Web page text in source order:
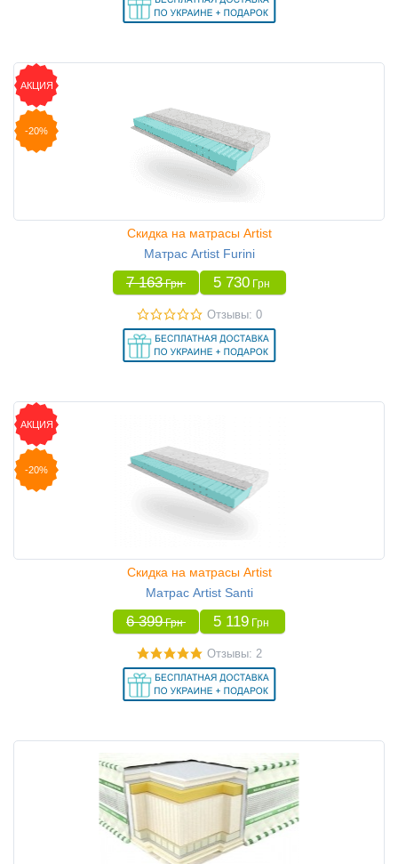
АКЦИЯ
-20%
Скидка на матрасы Artist
Матрас Artist Furini
7 163 Грн 5 730 Грн
Отзывы: 0
АКЦИЯ
-20%
Скидка на матрасы Artist
Матрас Artist Santi
6 399 Грн 5 119 Грн
Отзывы: 2